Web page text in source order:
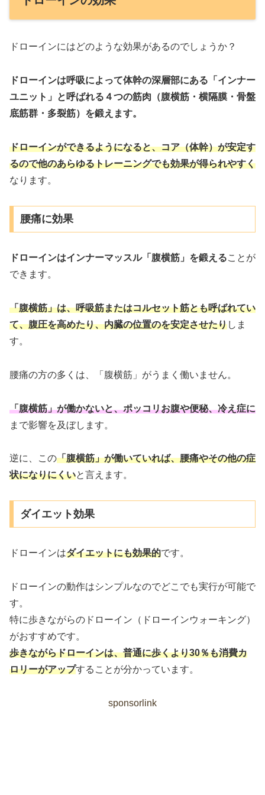
ドローインにはどのような効果があるのでしょうか？
ドローインは呼吸によって体幹の深層部にある「インナー
ユニット」と呼ばれる４つの筋肉（腹横筋・横隔膜・骨盤
底筋群・多裂筋）を鍛えます。
ドローインができるようになると、コア（体幹）が安定す
るので他のあらゆるトレーニングでも効果が得られやすく
なります。
腰痛に効果
ドローインはインナーマッスル「腹横筋」を鍛えることが
できます。
「腹横筋」は、呼吸筋またはコルセット筋とも呼ばれてい
て、腹圧を高めたり、内臓の位置のを安定させたりしま
す。
腰痛の方の多くは、「腹横筋」がうまく働いません。
「腹横筋」が働かないと、ポッコリお腹や便秘、冷え症に
まで影響を及ぼします。
逆に、この「腹横筋」が働いていれば、腰痛やその他の症
状になりにくいと言えます。
ダイエット効果
ドローインはダイエットにも効果的です。
ドローインの動作はシンプルなのでどこでも実行が可能で
す。
特に歩きながらのドローイン（ドローインウォーキング）
がおすすめです。
歩きながらドローインは、普通に歩くより30％も消費カ
ロリーがアップすることが分かっています。
sponsorlink